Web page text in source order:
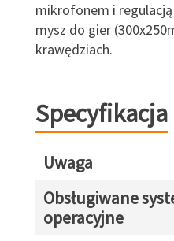
mikrofonem i
mysz do gier
krawędziach.
Specyfikacja
Uwaga
Obsługiwane
operacyjne